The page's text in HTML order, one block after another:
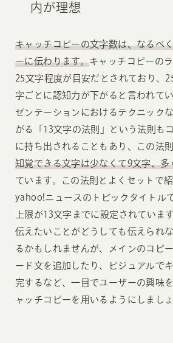
内が理想
キャッチコピーの文字数は、なるべ
ーに伝わります。キャッチコピーの
25文字程度が目安だとされており、
字ごとに認知力が下がると言われて
ゼンテーションにおけるテクニック
がる「13文字の法則」という法則も
に持ち出されることもあり、この法
知覚できる文字は少なくて9文字、多
ています。この法則とよくセットで
yahoo!ニュースのトピックタイトル
上限が13文字までに設定されていま
伝えたいことがどうしても伝えられ
るかもしれませんが、メインのコピ
ード文を追加したり、ビジュアルで
完するなど、一目でユーザーの興味
ャッチコピーを用いるようにしましょ